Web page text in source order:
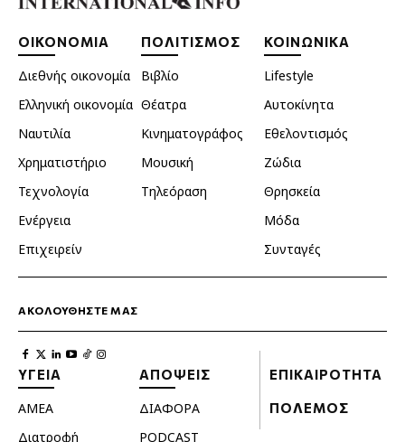
ΟΙΚΟΝΟΜΙΑ
Διεθνής οικονομία
Ελληνική οικονομία
Ναυτιλία
Χρηματιστήριο
Τεχνολογία
Ενέργεια
Επιχειρείν
ΠΟΛΙΤΙΣΜΟΣ
Βιβλίο
Θέατρα
Κινηματογράφος
Μουσική
Τηλεόραση
ΚΟΙΝΩΝΙΚΑ
Lifestyle
Αυτοκίνητα
Εθελοντισμός
Ζώδια
Θρησκεία
Μόδα
Συνταγές
ΑΚΟΛΟΥΘΗΣΤΕ ΜΑΣ
ΥΓΕΙΑ
ΑΜΕΑ
Διατροφή
ΑΠΟΨΕΙΣ
ΔΙΑΦΟΡΑ
PODCAST
ΕΠΙΚΑΙΡΟΤΗΤΑ
ΠΟΛΕΜΟΣ